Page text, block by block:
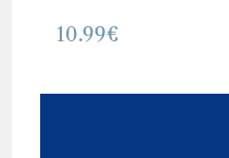
10.99€